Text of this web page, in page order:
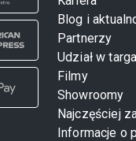
Blog i
Partnerzy
Udział w
Filmy
Showroomy
Najczęściej
Informacje o